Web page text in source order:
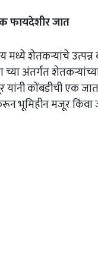
फायदेशीरजात
शेतकऱ्यांचे उत्पन्न
अंतर्गत
यांनी कोंबडीची
भूमिहीन मजूर